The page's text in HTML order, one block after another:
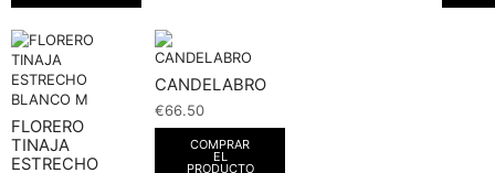
FLORERO
TINAJA
ESTRECHO
CANDELABRO
€66.50
COMPRAR
EL
PRODUCTO